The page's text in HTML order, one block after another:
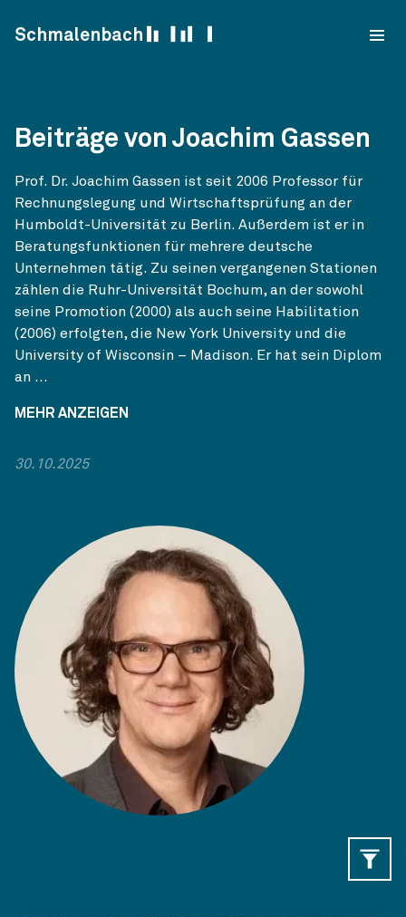
Schmalenbach
Beiträge von Joachim Gassen
Prof. Dr. Joachim Gassen ist seit 2006 Professor für
Rechnungslegung und Wirtschaftsprüfung an der
Humboldt-Universität zu Berlin. Außerdem ist er in
Beratungsfunktionen für mehrere deutsche
Unternehmen tätig. Zu seinen vergangenen Stationen
zählen die Ruhr-Universität Bochum, an der sowohl
seine Promotion (2000) als auch seine Habilitation
(2006) erfolgten, die New York University und die
University of Wisconsin – Madison. Er hat sein Diplom
an ...
MEHR ANZEIGEN
30.10.2025